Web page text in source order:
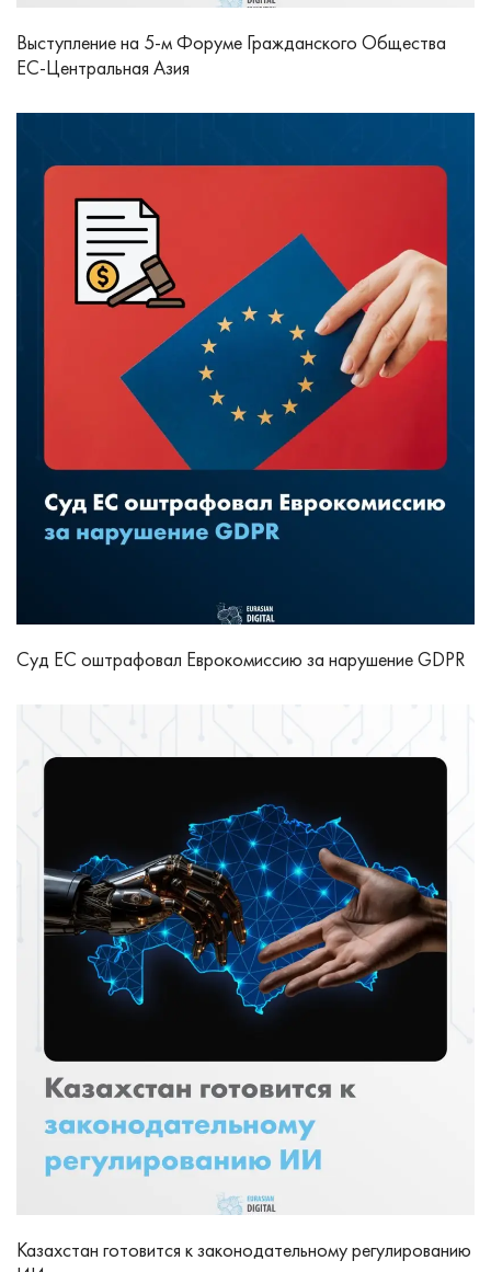
Выступление на 5-м Форуме Гражданского Общества
ЕС-Центральная Азия
Суд ЕС оштрафовал Еврокомиссию за нарушение GDPR
Казахстан готовится к законодательному регулированию